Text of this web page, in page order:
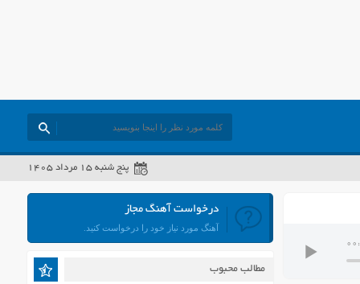
پنج شنبه ۱۵ مرداد ۱۴۰۵
درخواست آهنگ مجاز
آهنگ مورد نیاز خود را درخواست کنید.
مطالب محبوب